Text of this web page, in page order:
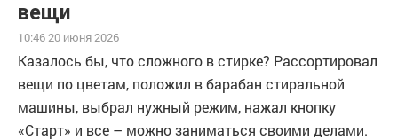
вещи
10:46 20 июня 2026
Казалось бы, что сложного в стирке? Рассортировал
вещи по цветам, положил в барабан стиральной
машины, выбрал нужный режим, нажал кнопку
«Старт» и все – можно заниматься своими делами.